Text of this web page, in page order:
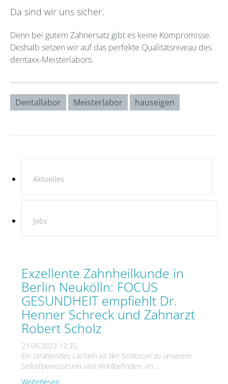
Da sind wir uns sicher.
Denn bei gutem Zahnersatz gibt es keine Kompromisse.
Deshalb setzen wir auf das perfekte Qualitätsniveau des
dentaxx-Meisterlabors.
Dentallabor Meisterlabor hauseigen
Aktuelles
Jobs
Exzellente Zahnheilkunde in
Berlin Neukölln: FOCUS
GESUNDHEIT empfiehlt Dr.
Henner Schreck und Zahnarzt
Robert Scholz
23.06.2023 12:35
Ein strahlendes Lächeln ist der Schlüssel zu unserem
Selbstbewusstsein und Wohlbefinden. Im...
Weiterlesen...